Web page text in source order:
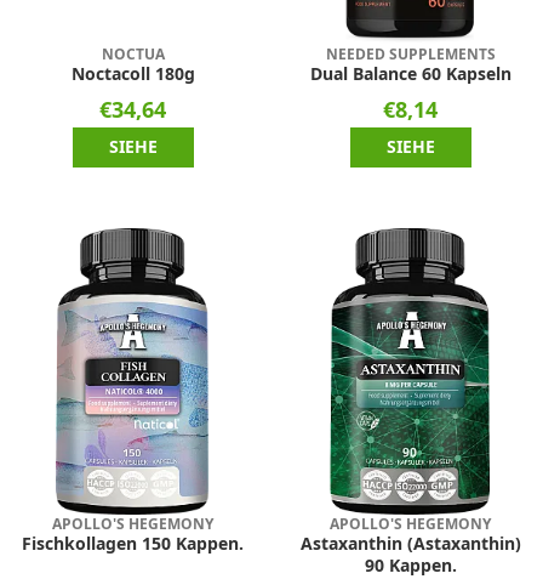
NOCTUA
Noctacoll 180g
€34,64
SIEHE
NEEDED SUPPLEMENTS
Dual Balance 60 Kapseln
€8,14
SIEHE
APOLLO'S HEGEMONY
Fischkollagen 150 Kappen.
APOLLO'S HEGEMONY
Astaxanthin (Astaxanthin)
90 Kappen.